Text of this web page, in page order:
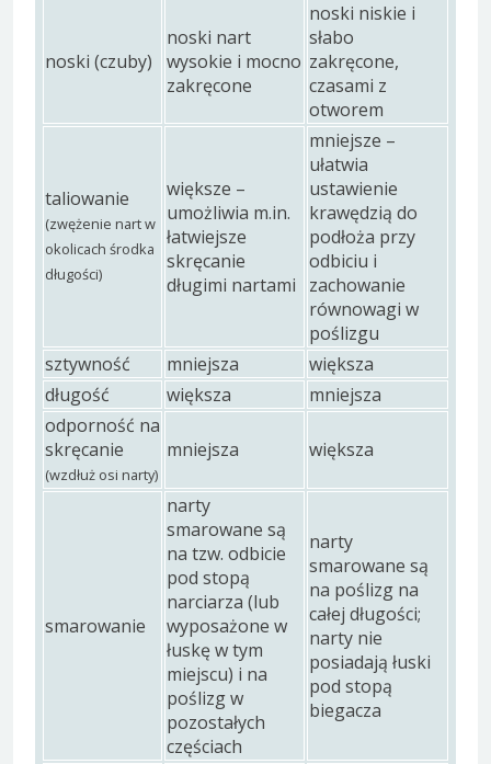
noski (czuby)
noski nart
wysokie i mocno
zakręcone
noski niskie i
słabo
zakręcone,
czasami z
otworem
taliowanie
(zwężenie nart w
okolicach środka
długości)
większe –
umożliwia m.in.
łatwiejsze
skręcanie
długimi nartami
mniejsze –
ułatwia
ustawienie
krawędzią do
podłoża przy
odbiciu i
zachowanie
równowagi w
poślizgu
sztywność
mniejsza
większa
długość
większa
mniejsza
odporność na
skręcanie
(wzdłuż osi narty)
mniejsza większa
smarowanie
narty
smarowane są
na tzw. odbicie
pod stopą
narciarza (lub
wyposażone w
łuskę w tym
miejscu) i na
poślizg w
pozostałych
częściach
narty
smarowane są
na poślizg na
całej długości;
narty nie
posiadają łuski
pod stopą
biegacza